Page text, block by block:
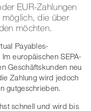
EUR-Zahlungen
möglich, die über
möchten.
Payables-
europäischen SEPA-
Geschäftskunden neu
Zahlung wird jedoch
gutgeschrieben.
schnell und wird bis